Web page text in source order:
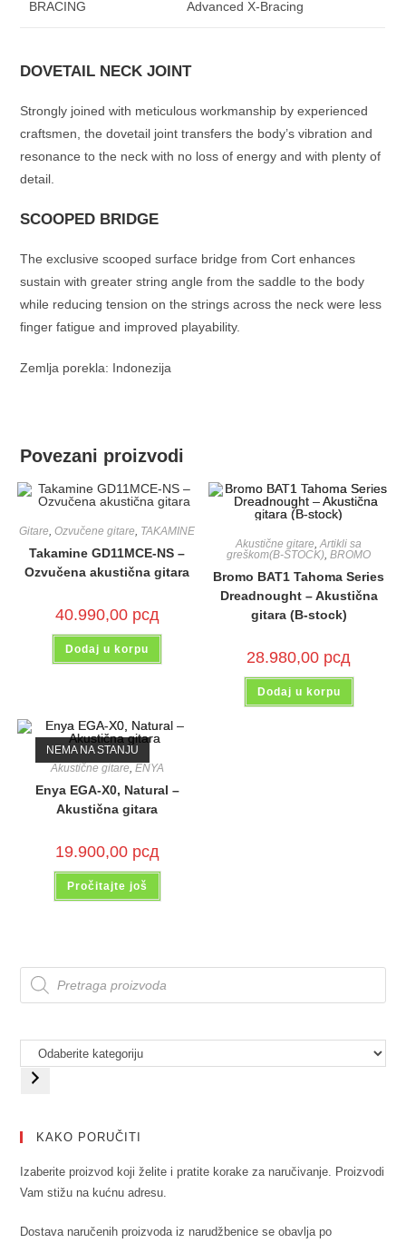
BRACING Advanced X-Bracing
DOVETAIL NECK JOINT
Strongly joined with meticulous workmanship by experienced
craftsmen, the dovetail joint transfers the body’s vibration and
resonance to the neck with no loss of energy and with plenty of
detail.
SCOOPED BRIDGE
The exclusive scooped surface bridge from Cort enhances
sustain with greater string angle from the saddle to the body
while reducing tension on the strings across the neck were less
finger fatigue and improved playability.
Zemlja porekla: Indonezija
Povezani proizvodi
Gitare,Ozvučene gitare, TAKAMINE
Takamine GD11MCE-NS –
Ozvučena akustična gitara
40.990,00 рсд
Dodaj u korpu
Akustične gitare,Artikli sa
greškom(B-STOCK),BROMO
Bromo BAT1 Tahoma Series
Dreadnought – Akustična
gitara (B-stock)
28.980,00 рсд
Dodaj u korpu
NEMA NA STANJU
Akustične gitare, ENYA
Enya EGA-X0, Natural –
Akustična gitara
19.900,00 рсд
Pročitajte još
KAKO PORUČITI
Izaberite proizvod koji želite i pratite korake za naručivanje. Proizvodi
Vam stižu na kućnu adresu.
Dostava naručenih proizvoda iz narudžbenice se obavlja po